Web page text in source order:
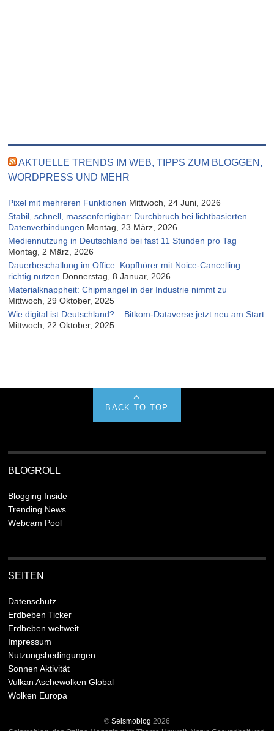
AKTUELLE TRENDS IM WEB, TIPPS ZUM BLOGGEN,
WORDPRESS UND MEHR
Pixel mit mehreren Funktionen Mittwoch, 24 Juni, 2026
Stabil, schnell, massenfertigbar: Durchbruch bei lichtbasierten
Datenverbindungen Montag, 23 März, 2026
Mediennutzung in Deutschland bei fast 11 Stunden pro Tag
Montag, 2 März, 2026
Dauerbeschallung im Office: Kopfhörer mit Noice-Cancelling
richtig nutzen Donnerstag, 8 Januar, 2026
Materialknappheit: Chipmangel in der Industrie nimmt zu
Mittwoch, 29 Oktober, 2025
Wie digital ist Deutschland? – Bitkom-Dataverse jetzt neu am Start
Mittwoch, 22 Oktober, 2025
BACK TO TOP
BLOGROLL
Blogging Inside
Trending News
Webcam Pool
SEITEN
Datenschutz
Erdbeben Ticker
Erdbeben weltweit
Impressum
Nutzungsbedingungen
Sonnen Aktivität
Vulkan Aschewolken Global
Wolken Europa
© Seismoblog 2026